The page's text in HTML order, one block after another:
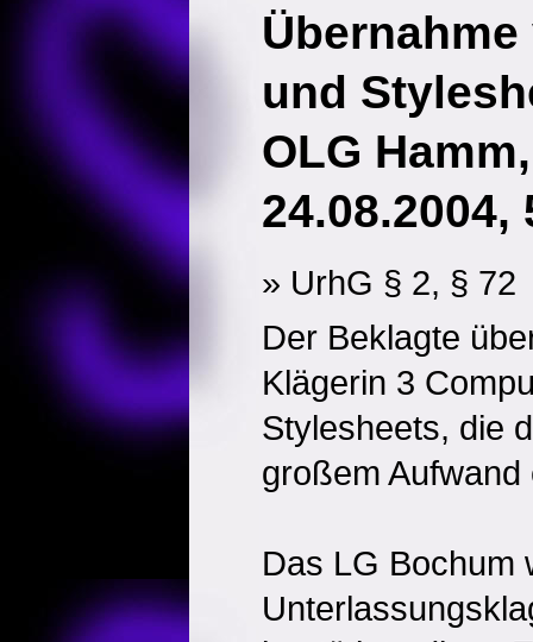
und
OLG
24.08.2004,
» UrhG § 2, § 72
Der Beklagte
Klägerin 3
Stylesheets, die
großem
Das LG Bochum